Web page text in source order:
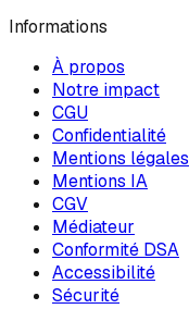
Informations
À propos
Notre impact
CGU
Confidentialité
Mentions légales
Mentions IA
CGV
Médiateur
Conformité DSA
Accessibilité
Sécurité